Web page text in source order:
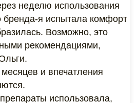
неделю использования
бренда-я испытала комфорт
Возможно, это
рекомендациями,
и впечатления
использовала,